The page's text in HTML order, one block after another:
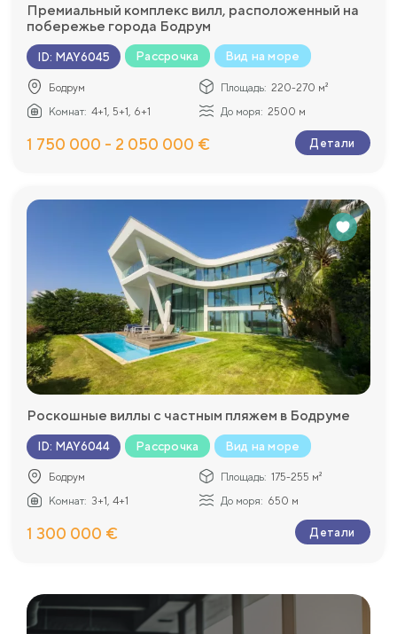
Премиальный комплекс вилл, расположенный на
побережье города Бодрум
ID: MAY6045 Рассрочка Вид на море
Бодрум Площадь: 220-270 м²
Комнат: 4+1, 5+1, 6+1 До моря: 2500 м
1 750 000 - 2 050 000 € Детали
Роскошные виллы с частным пляжем в Бодруме
ID: MAY6044 Рассрочка Вид на море
Бодрум Площадь: 175-255 м²
Комнат: 3+1, 4+1 До моря: 650 м
1 300 000 € Детали